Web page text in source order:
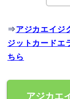
⇒アジカエイジ
ジットカードエ
ちら
アジカエ